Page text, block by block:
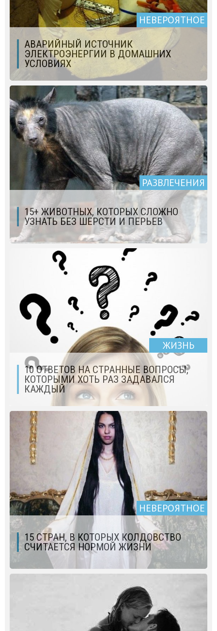
НЕВЕРОЯТНОЕ
АВАРИЙНЫЙ ИСТОЧНИК
ЭЛЕКТРОЭНЕРГИИ В ДОМАШНИХ
УСЛОВИЯХ
РАЗВЛЕЧЕНИЯ
15+ ЖИВОТНЫХ, КОТОРЫХ СЛОЖНО
УЗНАТЬ БЕЗ ШЕРСТИ И ПЕРЬЕВ
ЖИЗНЬ
10 ОТВЕТОВ НА СТРАННЫЕ ВОПРОСЫ,
КОТОРЫМИ ХОТЬ РАЗ ЗАДАВАЛСЯ
КАЖДЫЙ
НЕВЕРОЯТНОЕ
15 СТРАН, В КОТОРЫХ КОЛДОВСТВО
СЧИТАЕТСЯ НОРМОЙ ЖИЗНИ